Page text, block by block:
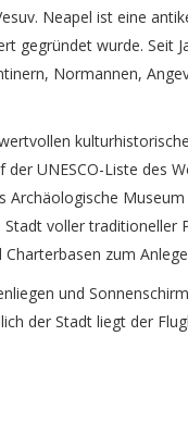
Neapel ist eine
gegründet wurde. Seit
Normannen,
UNESCO-Liste des
Archäologische
voller traditioneller
zum
und
der Stadt liegt der